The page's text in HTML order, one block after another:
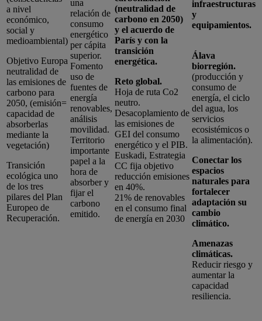
a nivel
económico,
social y
medioambiental)
Objetivo Europa
neutralidad de
las emisiones de
carbono para
2050, (emisión=
capacidad de
absorberlas
mediante la
vegetación)
Transición
ecológica uno
de los tres
pilares del Plan
Europeo de
Recuperación.
una
relación de
consumo
energético
per cápita
superior.
Fomento
uso de
fuentes de
energía
renovables,
análisis
movilidad.
Territorio
importante
papel a la
hora de
absorber y
fijar el
carbono
emitido.
(neutralidad de
carbono en 2050)
y el acuerdo de
París y con la
transición
energética.
Reto global.
Hoja de ruta Co2
neutro.
Desacoplamiento de
las emisiones de
GEI del consumo
energético y el PIB.
Euskadi, Estrategia
CC fija objetivo
reducción emisiones
en 40%.
21% de renovables
en el consumo final
de energía en 2030
infraestructuras
y
equipamientos.
Álava
biorregión.
(producción y
consumo de
energía, el ciclo
del agua, los
servicios
ecosistémicos o
la alimentación).
Conectar los
espacios
naturales para
fortalecer
adaptación su
cambio
climático.
Amenazas
climáticas.
Reducir riesgo y
aumentar la
capacidad
resiliencia.